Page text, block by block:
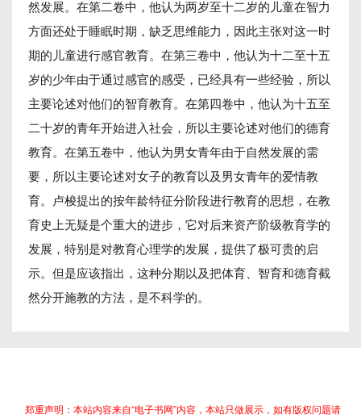
然发展。在第二卷中，他认为两岁至十二岁的儿童在智力
方面还处于睡眠时期，缺乏思维能力，因此主张对这一时
期的儿童进行感官教育。在第三卷中，他认为十二至十五
岁的少年由于通过感官的感受，已经具有一些经验，所以
主要论述对他们的智育教育。在第四卷中，他认为十五至
二十岁的青年开始进入社会，所以主要论述对他们的德育
教育。在第五卷中，他认为男女青年由于自然发展的需
要，所以主要论述对女子的教育以及男女青年的爱情教
育。卢梭提出的按年龄特征分阶段进行教育的思想，在教
育史上无疑是个重大的进步，它对后来资产阶级教育学的
发展，特别是对教育心理学的发展，提供了极可贵的启
示。但是应该指出，这种分期以及把体育、智育和德育截
然分开施教的方法，是不科学的。
郑重声明：本站内容来自“电子书网”内容，本站只做展示，如有版权问题请